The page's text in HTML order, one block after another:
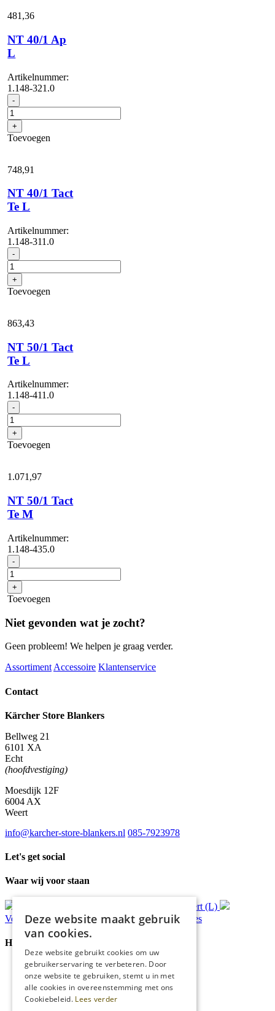
481,36
NT 40/1 Ap
L
Artikelnummer:
1.148-321.0
- NT
40/1
Ap
L
aantal
+
Toevoegen
748,91
NT 40/1 Tact
Te L
Artikelnummer:
1.148-311.0
- NT
40/1
Tact
Te
L
+
Toevoegen
863,43
NT 50/1 Tact
Te L
Artikelnummer:
1.148-411.0
- NT
50/1
Tact
Te
L
+
Toevoegen
1.071,97
NT 50/1 Tact
Te M
Artikelnummer:
1.148-435.0
- NT
50/1
Tact
Te
M
+
Toevoegen
Niet gevonden wat je zocht?
Geen probleem! We helpen je graag verder.
Assortiment Accessoire Klantenservice
Contact
Kärcher Store Blankers
Bellweg 21
6101 XA
Echt
(hoofdvestiging)
Moesdijk 12F
6004 AX
Weert
info@karcher-store-blankers.nl 085-7923978
Let's get social
Waar wij voor staan
Ophalen in Echt of Weert (L)
Verzondenbinnen 48 uur* Persoonlijk advies
Handige Links
Home
Klantenservice
Over ons
Blog
Deze website maakt gebruik
van cookies.
Deze website gebruikt cookies om uw
gebruikerservaring te verbeteren. Door
onze website te gebruiken, stemt u in met
alle cookies in overeenstemming met ons
Cookiebeleid. Lees verder